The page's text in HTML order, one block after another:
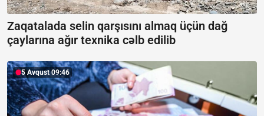
Zaqatalada selin qarşısını almaq üçün dağ
çaylarına ağır texnika cəlb edilib
5 Avqust 09:46